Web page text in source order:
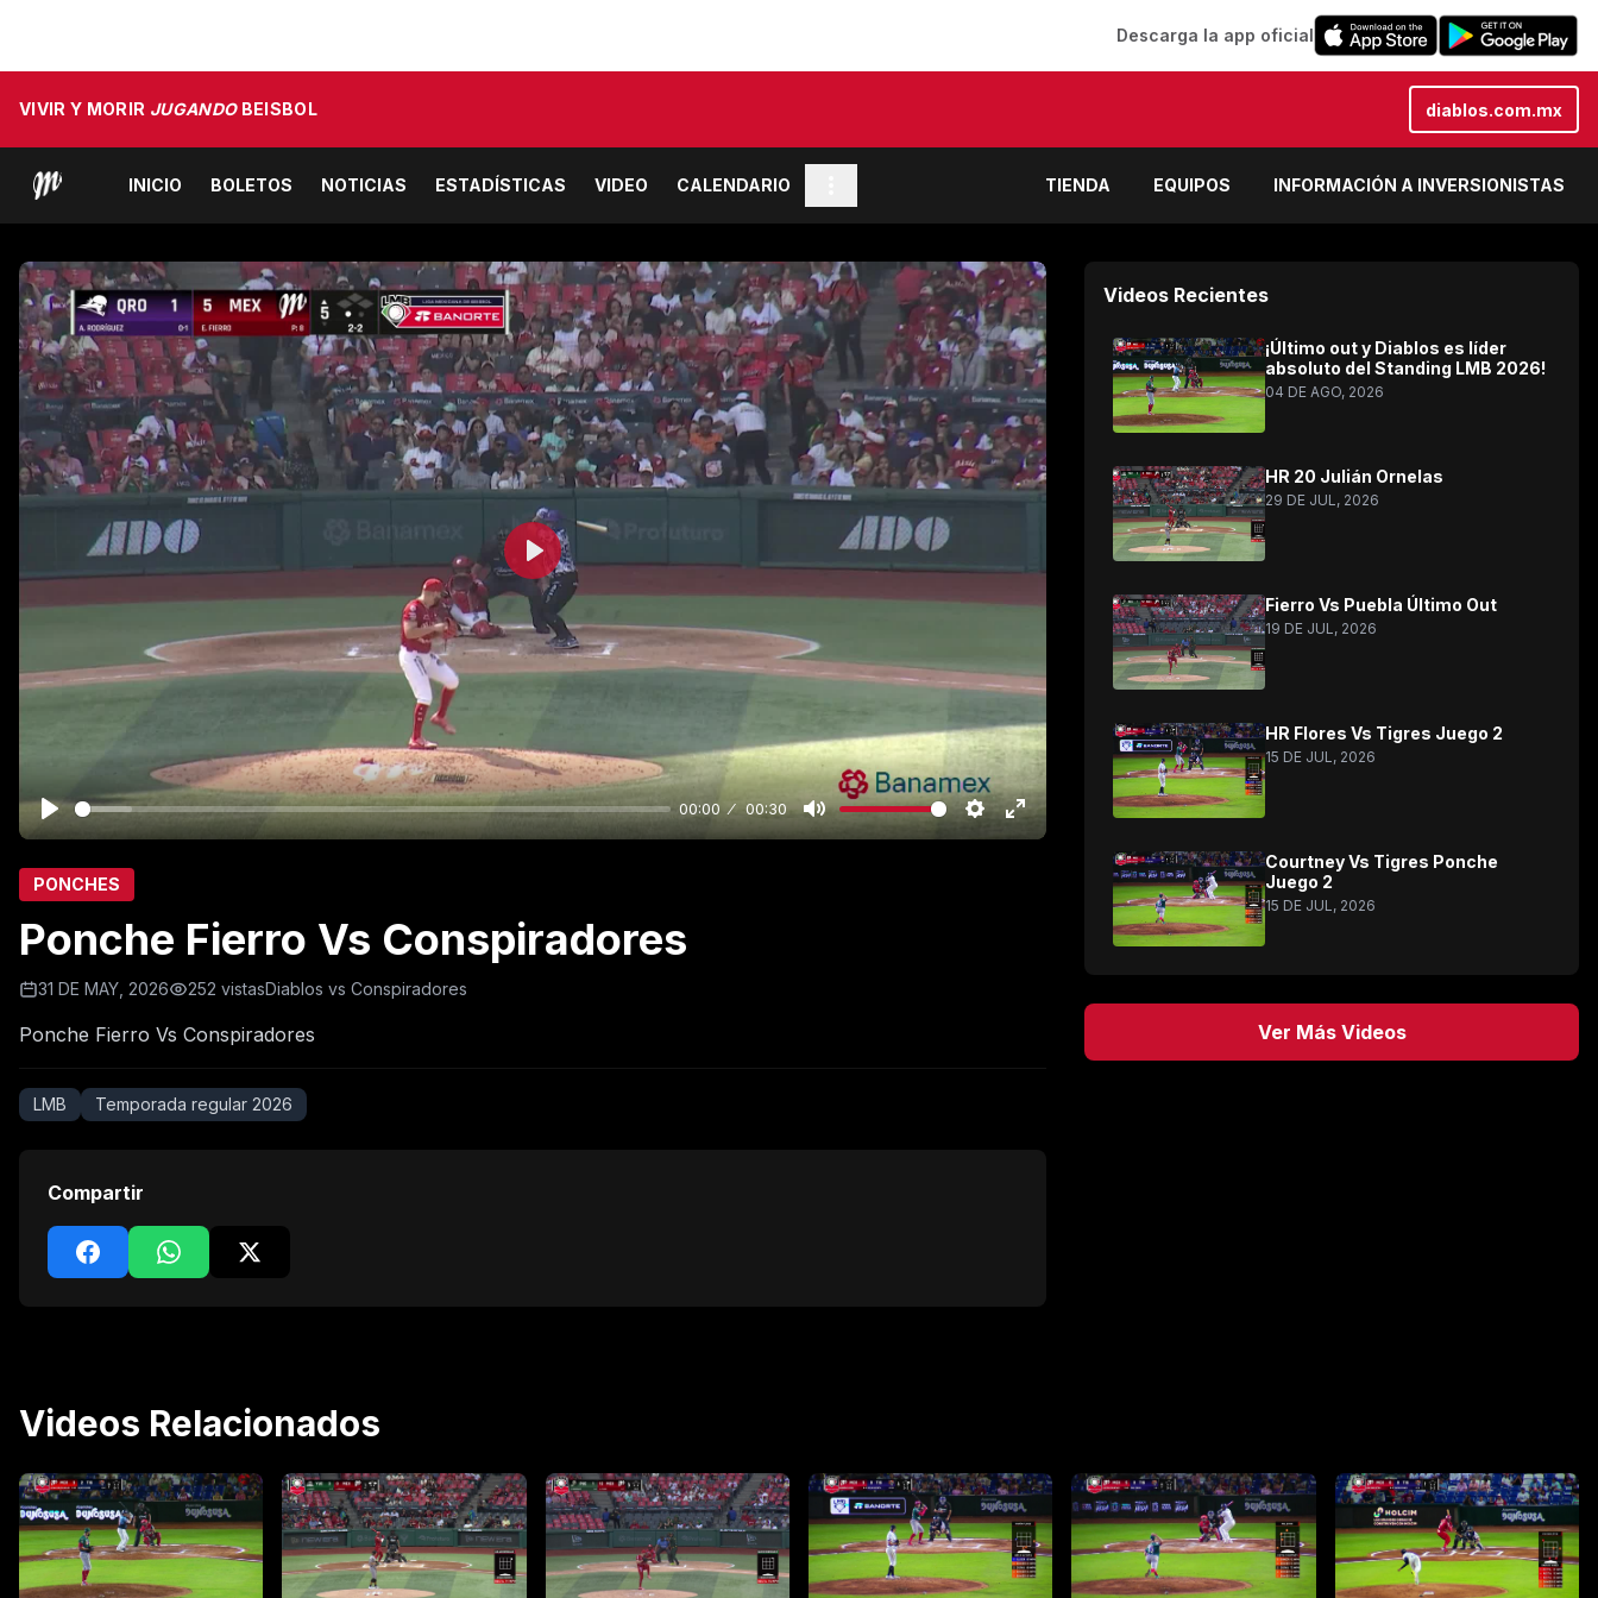
Descarga la app oficial
VIVIR Y MORIR JUGANDOBEISBOL diablos.com.mx
INICIO BOLETOS NOTICIAS ESTADÍSTICAS VIDEO CALENDARIO TIENDA EQUIPOS INFORMACIÓN A INVERSIONISTAS
00:00 00:30
Play
PONCHES
Ponche Fierro Vs Conspiradores
31 DE MAY, 2026 252 vistasDiablos vs Conspiradores
Ponche Fierro Vs Conspiradores
LMB Temporada regular 2026
Compartir
Videos Recientes
¡Último out y Diablos es líder
absoluto del Standing LMB 2026!
04 DE AGO, 2026
HR 20 Julián Ornelas
29 DE JUL, 2026
Fierro Vs Puebla Último Out
19 DE JUL, 2026
HR Flores Vs Tigres Juego 2
15 DE JUL, 2026
Courtney Vs Tigres Ponche
Juego 2
15 DE JUL, 2026
Ver Más Videos
Videos Relacionados